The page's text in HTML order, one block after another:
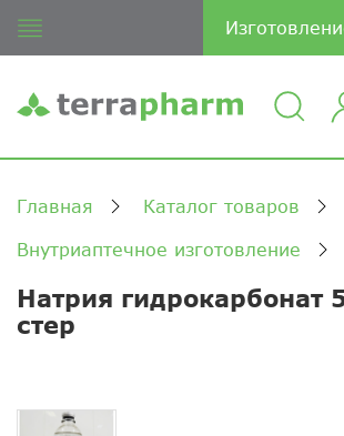
Главная Каталог товаров
Внутриаптечное изготовление
Натрия гидрокарбонат
стер